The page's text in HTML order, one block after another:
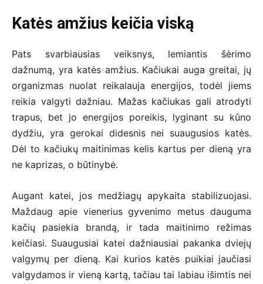
Katės amžius keičia viską
Pats svarbiausias veiksnys, lemiantis šėrimo
dažnumą, yra katės amžius. Kačiukai auga greitai, jų
organizmas nuolat reikalauja energijos, todėl jiems
reikia valgyti dažniau. Mažas kačiukas gali atrodyti
trapus, bet jo energijos poreikis, lyginant su kūno
dydžiu, yra gerokai didesnis nei suaugusios katės.
Dėl to kačiukų maitinimas kelis kartus per dieną yra
ne kaprizas, o būtinybė.
Augant katei, jos medžiagų apykaita stabilizuojasi.
Maždaug apie vienerius gyvenimo metus dauguma
kačių pasiekia brandą, ir tada maitinimo režimas
keičiasi. Suaugusiai katei dažniausiai pakanka dviejų
valgymų per dieną. Kai kurios katės puikiai jaučiasi
valgydamos ir vieną kartą, tačiau tai labiau išimtis nei